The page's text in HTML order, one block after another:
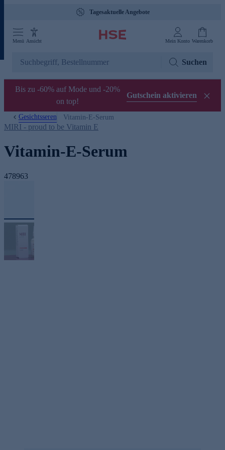
Tagesaktuelle Angebote
Menü Ansicht Mein Konto Warenkorb
Suchen
Bis zu -60% auf Mode und -20%
on top!
Gutschein aktivieren
Gesichtsseren Vitamin-E-Serum
MIRI - proud to be Vitamin E
Vitamin-E-Serum
478963